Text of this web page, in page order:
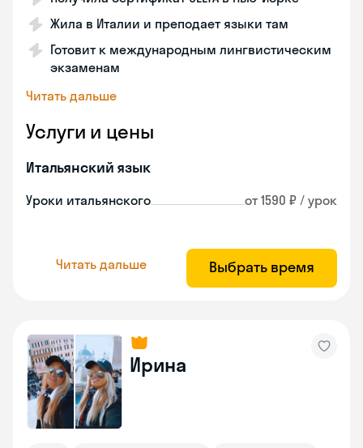
Жила в Италии и преподает языки там
Готовит к международным лингвистическим
экзаменам
Читать дальше
Услуги и цены
Итальянский язык
Уроки итальянского от 1590 ₽ / урок
Читать дальше Выбрать время
Ирина